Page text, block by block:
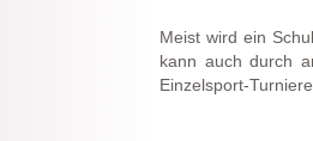
Meist wird ein
kann auch durch
Einzelsport-